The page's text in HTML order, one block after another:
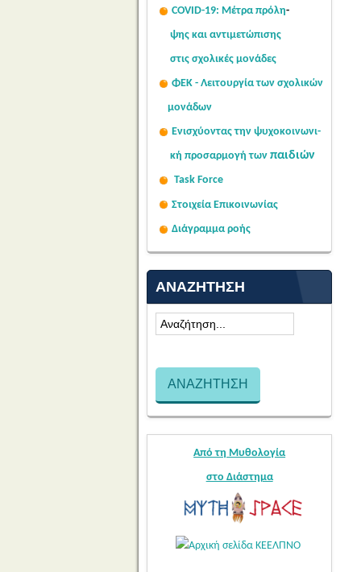
υπογεγραμμένο το με αριθμό
πρωτ. 85595/2026 έγγραφο του...
Read More...
COVID-19: Μέτρα πρόλη-
ψης και αντιμετώπισης
στις σχολικές μονάδες
ΦΕΚ - Λειτουργία των σχολικών
μονάδων
Ενισχύοντας την ψυχοκοινωνι-
κή προσαρμογή των παιδιών
Task Force
Στοιχεία Επικοινωνίας
Διάγραμμα ροής
ΑΝΑΖΉΤΗΣΗ
Από τη Μυθολογία
στο Διάστημα